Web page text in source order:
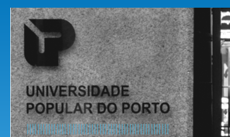
Universidade
Popular do
Porto
Associação
Cultural